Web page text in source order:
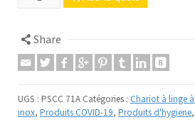
Share
UGS : PSCC 71A Catégories : Chariot à linge
inox, Produits COVID-19, Produits d'hygiene,